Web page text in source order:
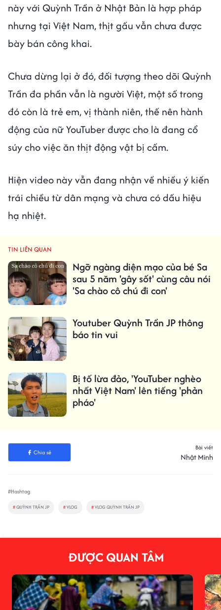
này với Quỳnh Trần ở Nhật Bản là hợp pháp
nhưng tại Việt Nam, thịt gấu vẫn chưa được
bày bán công khai.
Chưa dừng lại ở đó, đối tượng theo dõi Quỳnh
Trần đa phần vẫn là người Việt, một số trong
đó còn là trẻ em, vị thành niên, thế nên hành
động của nữ YouTuber được cho là đang cổ
súy cho việc ăn thịt động vật bị cấm.
Hiện video này vẫn đang nhận về nhiều ý kiến
trái chiều từ dân mạng và chưa có dấu hiệu
hạ nhiệt.
TIN LIÊN QUAN
Ngỡ ngàng diện mạo của bé Sa
sau 5 năm 'gây sốt' cùng câu nói
'Sa chào cô chú đi con'
Youtuber Quỳnh Trần JP thông
báo tin vui
Bị tố lừa đảo, 'YouTuber nghèo
nhất Việt Nam' lên tiếng 'phản
pháo'
Chia sẻ
Bài viết
Nhật Minh
#Hashtag
#QUỲNH TRẦN JP #VLOG #VLOG QUỲNH TRẦN JP
ĐƯỢC QUAN TÂM